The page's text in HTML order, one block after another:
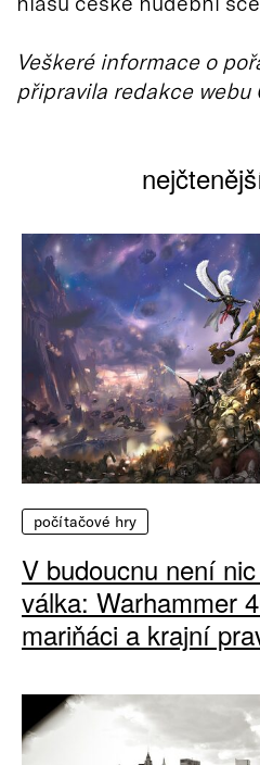
Veškeré informace o
připravila redakce webu
počítačové hry
V budoucnu není
válka: Warhammer
mariňáci a krajní